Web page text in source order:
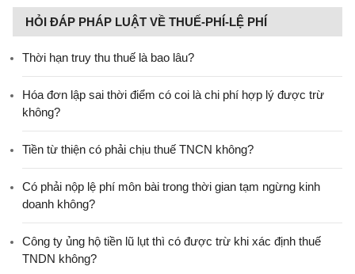
HỎI ĐÁP PHÁP LUẬT VỀ THUẾ-PHÍ-LỆ PHÍ
Thời hạn truy thu thuế là bao lâu?
Hóa đơn lập sai thời điểm có coi là chi phí hợp lý được trừ
không?
Tiền từ thiện có phải chịu thuế TNCN không?
Có phải nộp lệ phí môn bài trong thời gian tạm ngừng kinh
doanh không?
Công ty ủng hộ tiền lũ lụt thì có được trừ khi xác định thuế
TNDN không?